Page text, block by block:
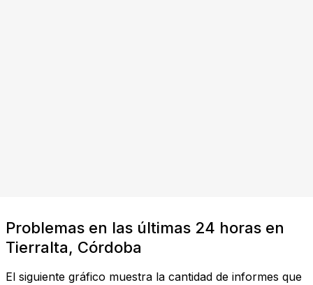
Problemas en las últimas 24 horas en
Tierralta, Córdoba
El siguiente gráfico muestra la cantidad de informes que